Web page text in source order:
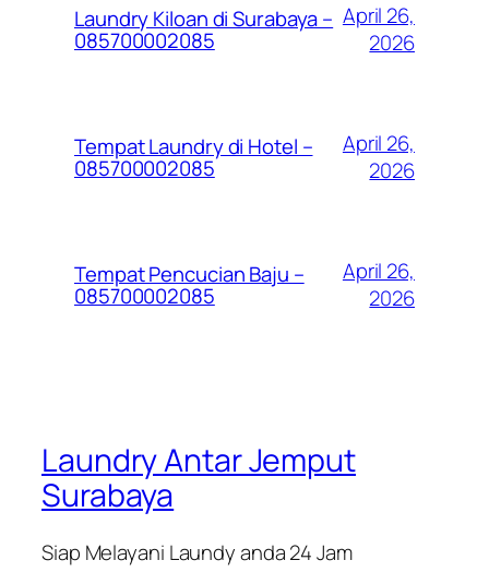
Laundry Kiloan di Surabaya –
085700002085
April 26,
2026
Tempat Laundry di Hotel –
085700002085
April 26,
2026
Tempat Pencucian Baju –
085700002085
April 26,
2026
Laundry Antar Jemput
Surabaya
Siap Melayani Laundy anda 24 Jam